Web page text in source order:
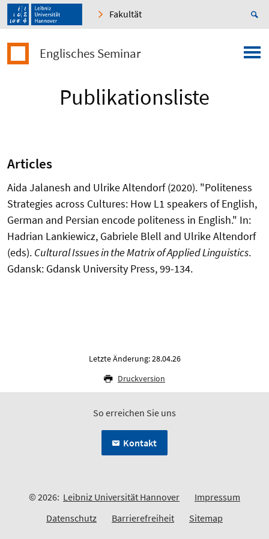
Fakultät
Englisches Seminar
Publikationsliste
Articles
Aida Jalanesh and Ulrike Altendorf (2020). "Politeness
Strategies across Cultures: How L1 speakers of English,
German and Persian encode politeness in English." In:
Hadrian Lankiewicz, Gabriele Blell and Ulrike Altendorf
(eds). Cultural Issues in the Matrix of Applied Linguistics.
Gdansk: Gdansk University Press, 99-134.
Letzte Änderung: 28.04.26
Druckversion
So erreichen Sie uns
Kontakt
© 2026: Leibniz Universität Hannover
Impressum
Datenschutz
Barrierefreiheit Sitemap